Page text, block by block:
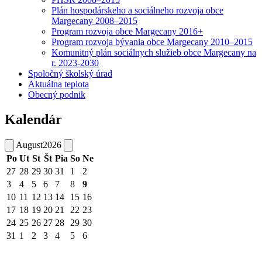
Plán hospodárskeho a sociálneho rozvoja obce
Margecany 2008–2015
Program rozvoja obce Margecany 2016+
Program rozvoja bývania obce Margecany 2010–2015
Komunitný plán sociálnych služieb obce Margecany na
r. 2023-2030
Spoločný školský úrad
Aktuálna teplota
Obecný podnik
Kalendár
August2026
Po Ut St Št Pia So Ne
27 28 29 30 31 1
2
3
4 5 6 7 8
9
10 11 12 13 14 15 16
17 18 19 20 21 22 23
24 25 26 27 28 29 30
31 1 2 3 4 5 6